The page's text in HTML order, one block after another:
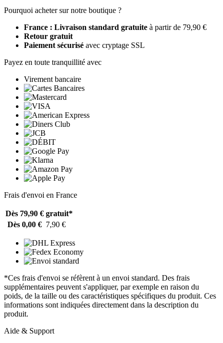
Pourquoi acheter sur notre boutique ?
France : Livraison standard gratuite à partir de 79,90 €
Retour gratuit
Paiement sécurisé avec cryptage SSL
Payez en toute tranquillité avec
Virement bancaire
Frais d'envoi en France
Dès 79,90 € gratuit*
Dès 0,00 € 7,90 €
*Ces frais d'envoi se réfèrent à un envoi standard. Des frais
supplémentaires peuvent s'appliquer, par exemple en raison du
poids, de la taille ou des caractéristiques spécifiques du produit. Ces
informations sont indiquées directement dans la description du
produit.
Aide & Support